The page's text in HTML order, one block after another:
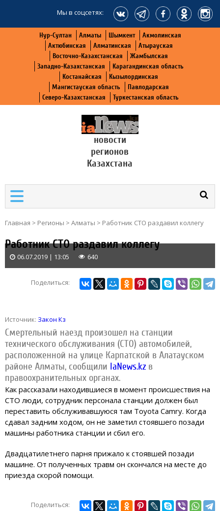
Мы в соцсетях:
Нур-Султан Алматы Шымкент
Акмолинская
Актюбинская
Алматинская
Атырауская
Восточно-Казахстанская
Жамбылская
Западно-Казахстанская
Карагандинская область
Костанайская
Кызылординская
Мангистауская область
Павлодарская
Северо-Казахстанская
Туркестанская область
новости
регионов
Казахстана
Главная > Регионы > Алматы > Работник СТО раздавил коллегу
Работник СТО раздавил коллегу
06.07.2019 | 13:05 640
Поделиться:
Источник: Закон Кз
Смертельный наезд произошел на станции
технического обслуживания (СТО) автомобилей,
расположенной на улице Карпатской в Алатауском
районе Алматы, сообщили IaNews.kz в
правоохранительных органах.
Как рассказали находившиеся в момент происшествия на
СТО люди, сотрудник персонала станции должен был
переставить обслуживавшуюся там Toyota Camry. Когда
сдавал задним ходом, он не заметил стоявшего позади
машины работника станции и сбил его.
Двадцатилетнего парня прижало к стоявшей позади
машине. От полученных травм он скончался на месте до
приезда скорой помощи.
Поделиться: